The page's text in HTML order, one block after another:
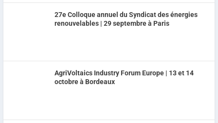
27e Colloque annuel du Syndicat des énergies
renouvelables | 29 septembre à Paris
AgriVoltaics Industry Forum Europe | 13 et 14
octobre à Bordeaux